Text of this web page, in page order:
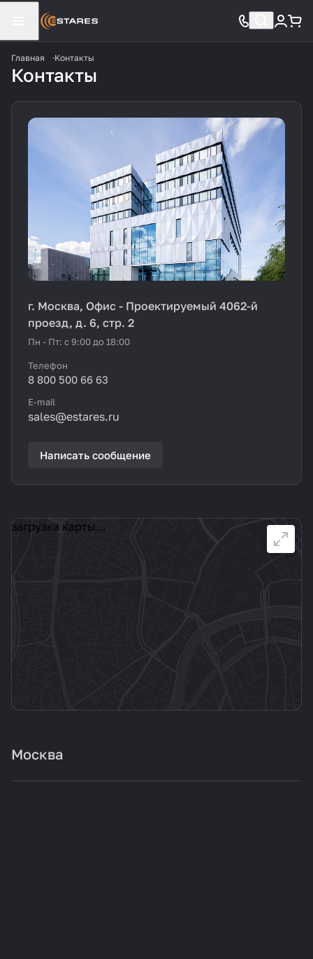
Главная Контакты
Контакты
загрузка карты...
Москва
г. Москва, Офис - Проектируемый 4062-й
проезд, д. 6, стр. 2
Пн - Пт: с 9:00 до 18:00
Телефон
8 800 500 66 63
E-mail
sales@estares.ru
Написать сообщение